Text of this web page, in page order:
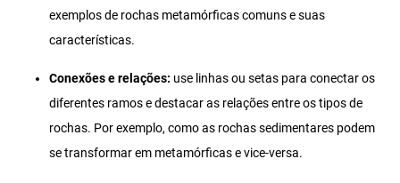
exemplos de rochas metamórficas comuns e suas
características.
Conexões e relações: use linhas ou setas para conectar os
diferentes ramos e destacar as relações entre os tipos de
rochas. Por exemplo, como as rochas sedimentares podem
se transformar em metamórficas e vice-versa.